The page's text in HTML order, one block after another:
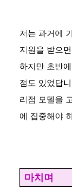
저는 과거에
지원을 받으
하지만 초반
점도 있었답
리점 모델을
에 집중해야
마치며